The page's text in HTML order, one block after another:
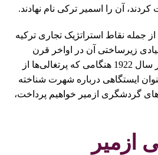
از جمله نقاط استراتژیک تجاری ترکیه
زیرساختی آن در اواخر قرن
نوزدهم بنا شدند. ازمیر در سال 1922 هنگامی که پرتغالی‌ها از
ایستگاهی درباره شهرت شناخته
گردشگری ازمیر خواهیم پرداخت،
ازمیر